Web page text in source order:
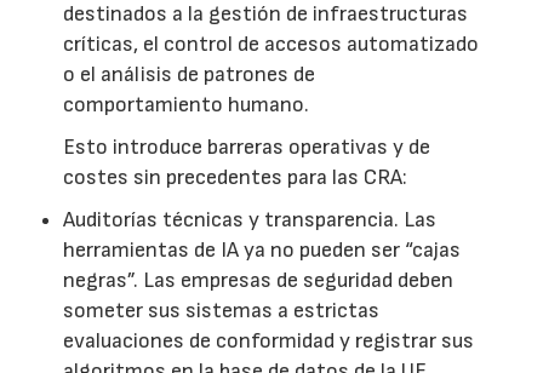
destinados a la gestión de infraestructuras
críticas, el control de accesos automatizado
o el análisis de patrones de
comportamiento humano.
Esto introduce barreras operativas y de
costes sin precedentes para las CRA:
Auditorías técnicas y transparencia. Las
herramientas de IA ya no pueden ser “cajas
negras”. Las empresas de seguridad deben
someter sus sistemas a estrictas
evaluaciones de conformidad y registrar sus